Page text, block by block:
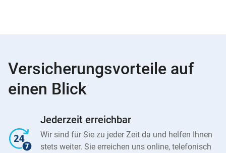
Versicherungsvorteile auf
einen Blick
Jederzeit erreichbar
Wir sind für Sie zu jeder Zeit da und helfen Ihnen
stets weiter. Sie erreichen uns online, telefonisch